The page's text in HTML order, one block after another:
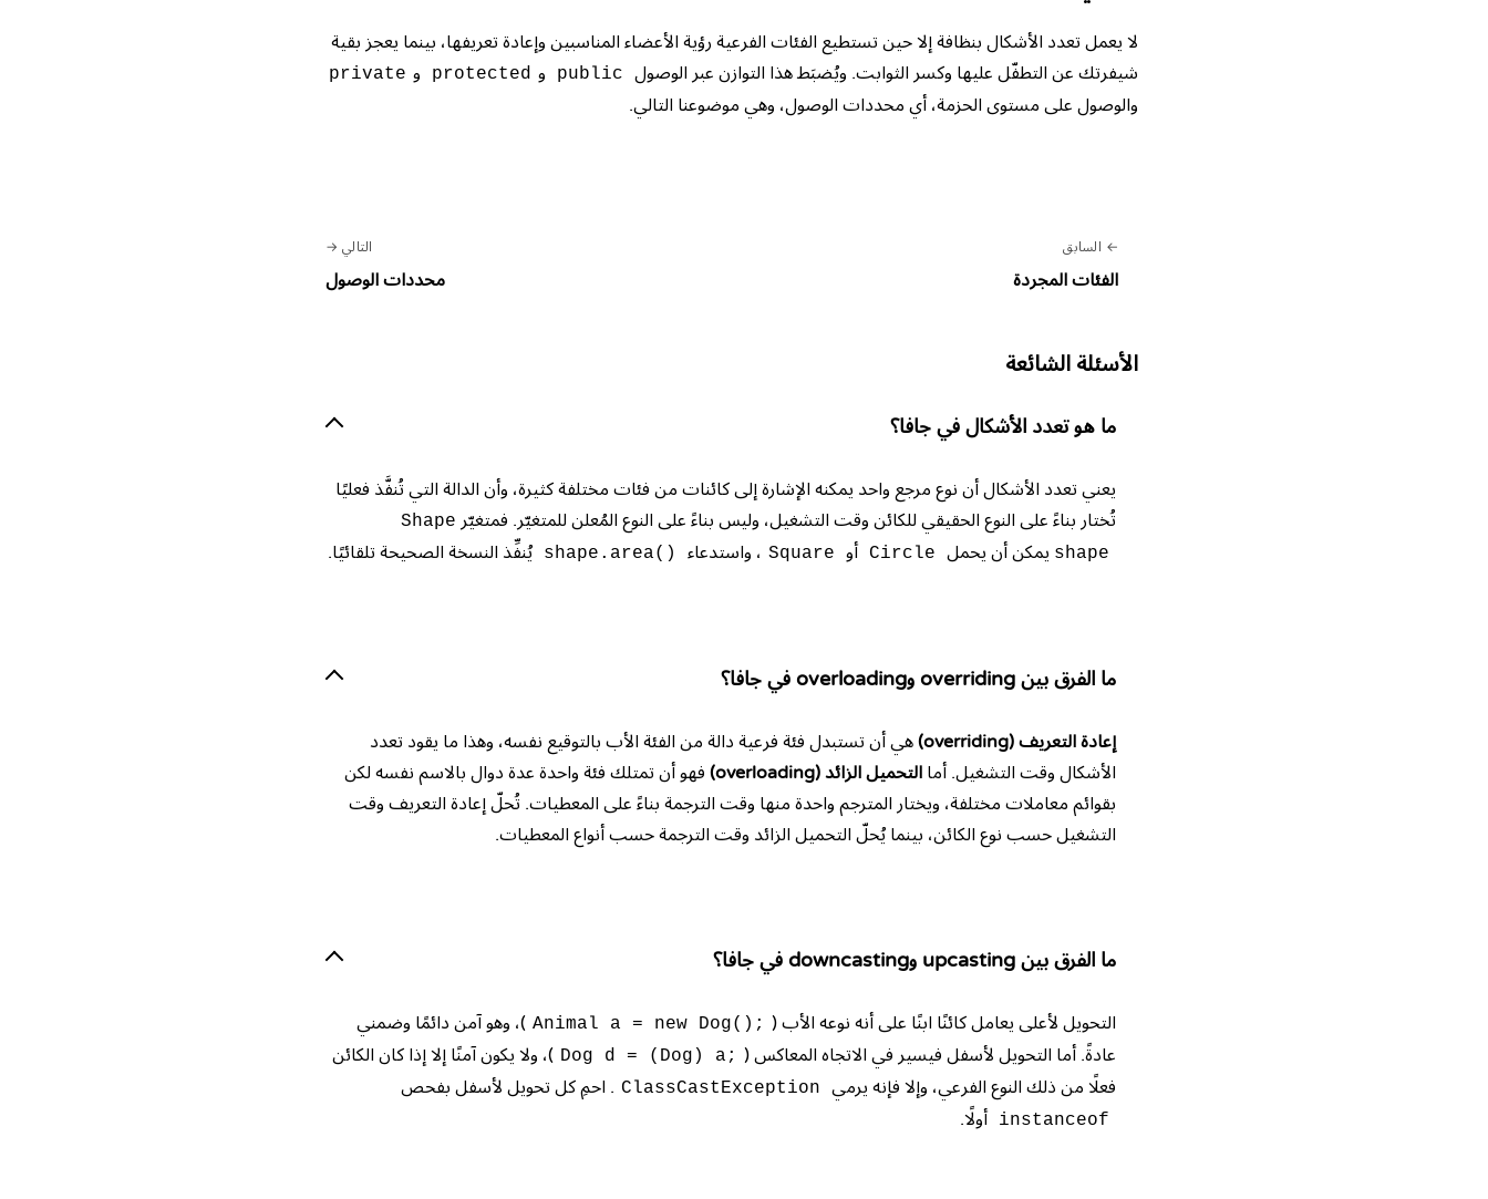
لا يعمل تعدد الأشكال بنظافة إلا حين تستطيع الفئات الفرعية رؤية الأعضاء المناسبين وإعادة تعريفها، بينما يعجز بقية
شيفرتك عن التطفّل عليها وكسر الثوابت. ويُضبَط هذا التوازن عبر الوصول
public و protected و private
والوصول على مستوى الحزمة، أي محددات الوصول، وهي موضوعنا التالي.
السابق
الفئات المجردة
التالي
محددات الوصول
الأسئلة الشائعة
ما هو تعدد الأشكال في جافا؟
يعني تعدد الأشكال أن نوع مرجع واحد يمكنه الإشارة إلى كائنات من فئات مختلفة كثيرة، وأن الدالة التي تُنفَّذ فعليًا
تُختار بناءً على النوع الحقيقي للكائن وقت التشغيل، وليس بناءً على النوع المُعلن للمتغيّر. فمتغيّر Shape
shape يمكن أن يحمل Circle أو Square ، واستدعاء shape.area() يُنفِّذ النسخة الصحيحة تلقائيًا.
ما الفرق بين overriding وoverloading في جافا؟
إعادة التعريف (overriding)
هي أن تستبدل فئة فرعية دالة من الفئة الأب بالتوقيع نفسه، وهذا ما يقود تعدد
الأشكال وقت التشغيل. أما التحميل الزائد (overloading)
فهو أن تمتلك فئة واحدة عدة دوال بالاسم نفسه لكن
بقوائم معاملات مختلفة، ويختار المترجم واحدة منها وقت الترجمة بناءً على المعطيات. تُحلّ إعادة التعريف وقت
التشغيل حسب نوع الكائن، بينما يُحلّ التحميل الزائد وقت الترجمة حسب أنواع المعطيات.
ما الفرق بين upcasting وdowncasting في جافا؟
التحويل لأعلى يعامل كائنًا ابنًا على أنه نوعه الأب ( Animal a = new Dog(); )، وهو آمن دائمًا وضمني
عادةً. أما التحويل لأسفل فيسير في الاتجاه المعاكس ( Dog d = (Dog) a; )، ولا يكون آمنًا إلا إذا كان الكائن
فعلًا من ذلك النوع الفرعي، وإلا فإنه يرمي
ClassCastException . احمِ كل تحويل لأسفل بفحص
instanceof أولًا.